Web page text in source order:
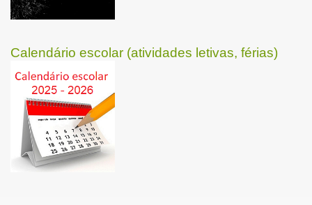
Calendário escolar (atividades letivas, férias)